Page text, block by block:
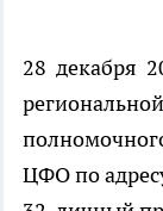
28 декабря
ЦФО по